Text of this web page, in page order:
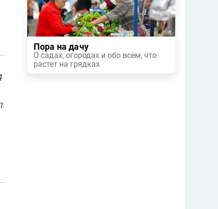
Пора на дачу
О садах, огородах и обо всем, что
растет на грядках